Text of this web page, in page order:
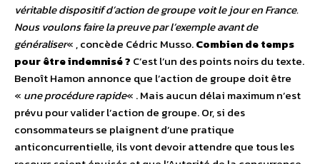
véritable dispositif d’action de groupe voit le jour en France.
Nous voulons faire la preuve par l’exemple avant de
généraliser« , concède Cédric Musso.Combien de temps
pour être indemnisé ? C’est l’un des points noirs du texte.
Benoît Hamon annonce que l’action de groupe doit être
« une procédure rapide« . Mais aucun délai maximum n’est
prévu pour valider l’action de groupe. Or, si des
consommateurs se plaignent d’une pratique
anticoncurrentielle, ils vont devoir attendre que tous les